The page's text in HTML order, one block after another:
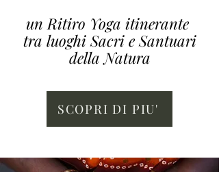
un Ritiro Yoga itinerante
tra luoghi Sacri e Santuari
della Natura
SCOPRI DI PIU'